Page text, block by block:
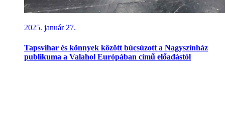
2025. január 27.
Tapsvihar és könnyek között búcsúzott a Nagyszínház
publikuma a Valahol Európában című előadástól